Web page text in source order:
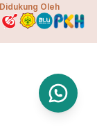
Didukung Oleh